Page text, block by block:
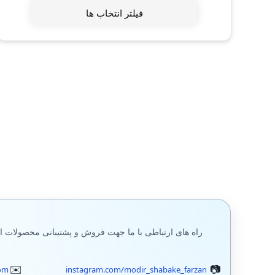
KVM Linux
فیلتر انتخاب ها
راه های ارتباطی با ما جهت فروش و پشتیبانی
instagram.com/modir_shabake_farzan